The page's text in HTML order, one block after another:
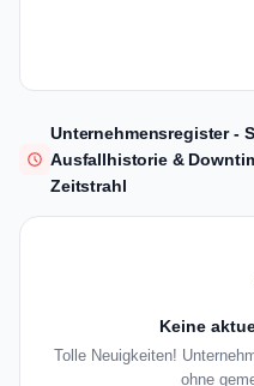
Unternehmensregister -
Ausfallhistorie &
Zeitstrahl
Keine
Tolle Neuigkeiten!
ohne